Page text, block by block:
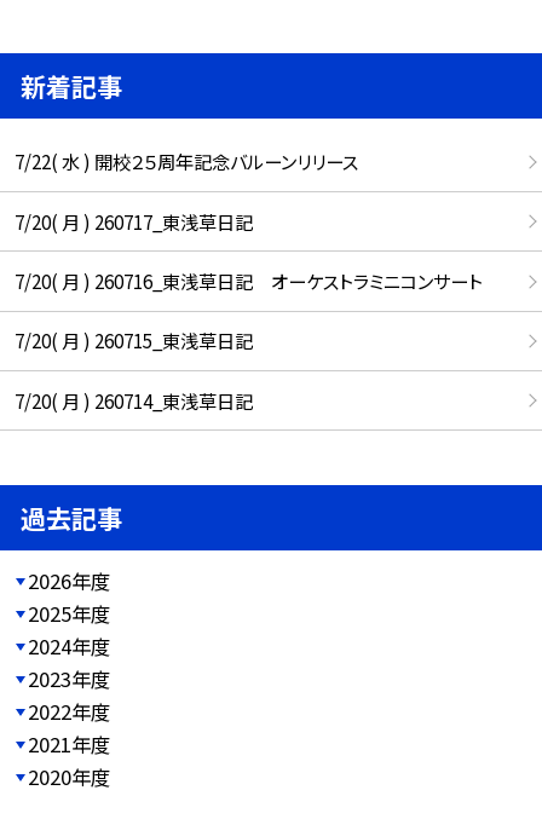
新着記事
7/22( 水 ) 開校２５周年記念バルーンリリース
7/20( 月 ) 260717_東浅草日記
7/20( 月 ) 260716_東浅草日記 オーケストラミニコンサート
7/20( 月 ) 260715_東浅草日記
7/20( 月 ) 260714_東浅草日記
過去記事
2026年度
2025年度
2024年度
2023年度
2022年度
2021年度
2020年度